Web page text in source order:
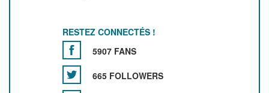
RESTEZ CONNECTÉS !
5907 FANS
665 FOLLOWERS